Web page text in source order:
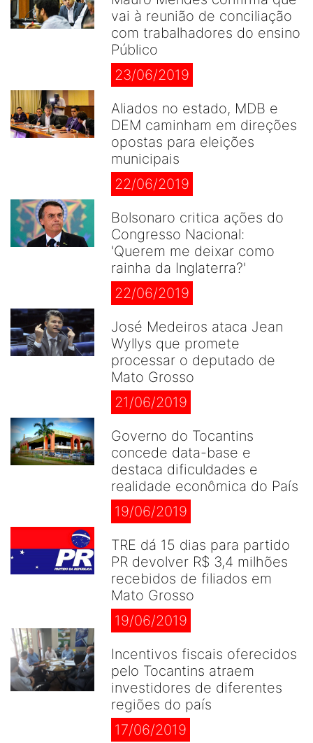
vai à reunião de conciliação
com trabalhadores do ensino
Público
23/06/2019
Aliados no estado, MDB e
DEM caminham em direções
opostas para eleições
municipais
22/06/2019
Bolsonaro critica ações do
Congresso Nacional:
'Querem me deixar como
rainha da Inglaterra?'
22/06/2019
José Medeiros ataca Jean
Wyllys que promete
processar o deputado de
Mato Grosso
21/06/2019
Governo do Tocantins
concede data-base e
destaca dificuldades e
realidade econômica do País
19/06/2019
TRE dá 15 dias para partido
PR devolver R$ 3,4 milhões
recebidos de filiados em
Mato Grosso
19/06/2019
Incentivos fiscais oferecidos
pelo Tocantins atraem
investidores de diferentes
regiões do país
17/06/2019